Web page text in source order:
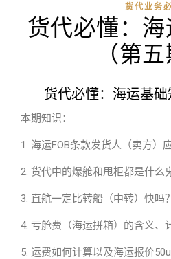
货代业务
货代必懂：
（第五
货代必懂：海运基础
本期知识：
1. 海运FOB条款发货人（卖方）
2. 货代中的爆舱和甩柜都是什么
3. 直航一定比转船（中转）快吗？
4. 亏舱费（海运拼箱）的含义、
5. 运费如何计算以及海运报价